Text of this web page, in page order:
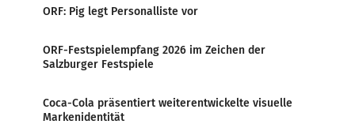
ORF: Pig legt Personalliste vor
ORF-Festspielempfang 2026 im Zeichen der
Salzburger Festspiele
Coca-Cola präsentiert weiterentwickelte visuelle
Markenidentität